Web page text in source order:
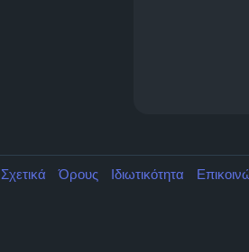
Σχετικά Όρους Ιδιωτικότητα